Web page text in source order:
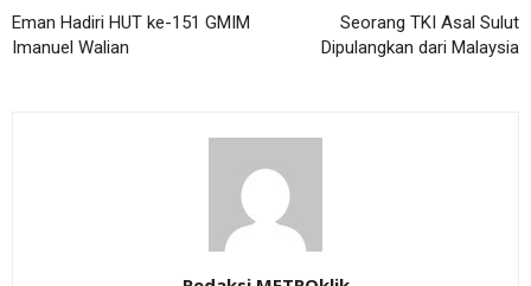
Eman Hadiri HUT ke-151 GMIM
Imanuel Walian
Seorang TKI Asal Sulut
Dipulangkan dari Malaysia